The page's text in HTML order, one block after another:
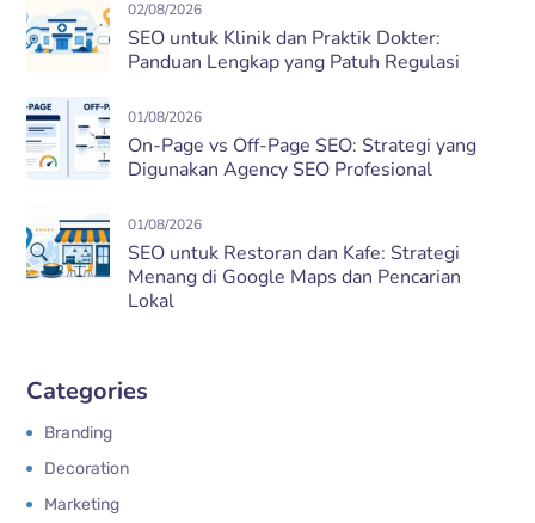
02/08/2026
SEO untuk Klinik dan Praktik Dokter:
Panduan Lengkap yang Patuh Regulasi
01/08/2026
On-Page vs Off-Page SEO: Strategi yang
Digunakan Agency SEO Profesional
01/08/2026
SEO untuk Restoran dan Kafe: Strategi
Menang di Google Maps dan Pencarian
Lokal
Categories
Branding
Decoration
Marketing